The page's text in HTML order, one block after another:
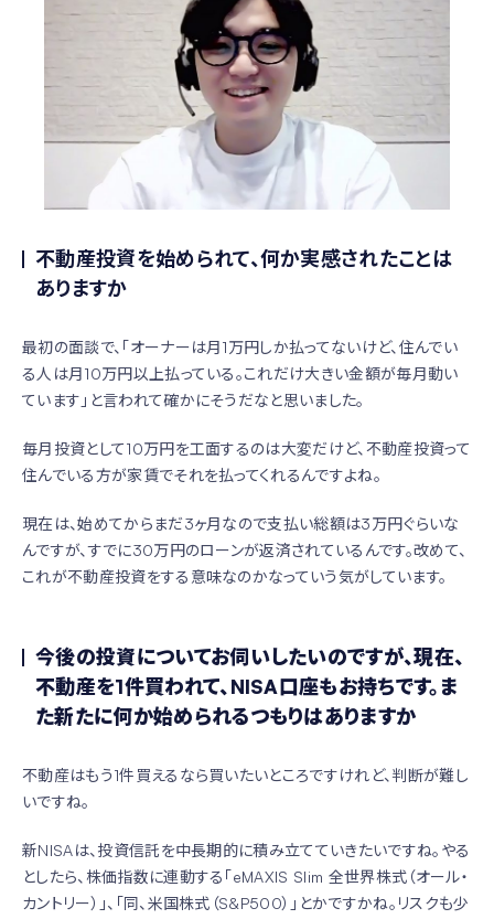
不動産投資を始められて、何か実感されたことは
ありますか
最初の面談で、「オーナーは月1万円しか払ってないけど、住んでい
る人は月10万円以上払っている。これだけ大きい金額が毎月動い
ています」と言われて確かにそうだなと思いました。
毎月投資として10万円を工面するのは大変だけど、不動産投資って
住んでいる方が家賃でそれを払ってくれるんですよね。
現在は、始めてからまだ3ヶ月なので支払い総額は3万円ぐらいな
んですが、すでに30万円のローンが返済されているんです。改めて、
これが不動産投資をする意味なのかなっていう気がしています。
今後の投資についてお伺いしたいのですが、現在、
不動産を1件買われて、NISA口座もお持ちです。ま
た新たに何か始められるつもりはありますか
不動産はもう1件買えるなら買いたいところですけれど、判断が難し
いですね。
新NISAは、投資信託を中長期的に積み立てていきたいですね。やる
としたら、株価指数に連動する「eMAXIS Slim 全世界株式（オール・
カントリー）」、「同、米国株式（S&P500）」とかですかね。リスクも少